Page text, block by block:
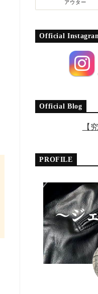
アウター
Official
Official Blog
【
PROFILE